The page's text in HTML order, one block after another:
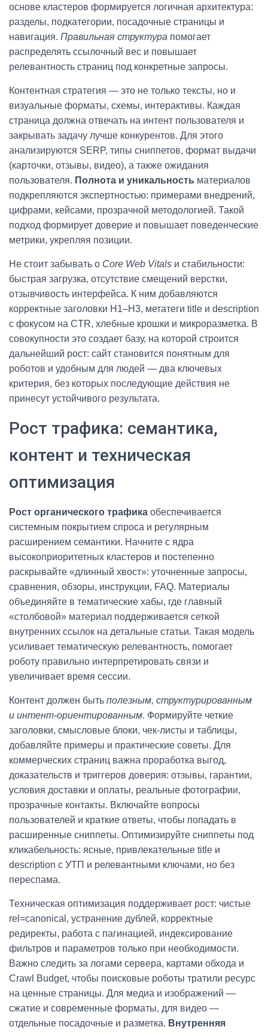
основе кластеров формируется логичная архитектура:
разделы, подкатегории, посадочные страницы и
навигация. Правильная структура помогает
распределять ссылочный вес и повышает
релевантность страниц под конкретные запросы.
Контентная стратегия — это не только тексты, но и
визуальные форматы, схемы, интерактивы. Каждая
страница должна отвечать на интент пользователя и
закрывать задачу лучше конкурентов. Для этого
анализируются SERP, типы сниппетов, формат выдачи
(карточки, отзывы, видео), а также ожидания
пользователя. Полнота и уникальность материалов
подкрепляются экспертностью: примерами внедрений,
цифрами, кейсами, прозрачной методологией. Такой
подход формирует доверие и повышает поведенческие
метрики, укрепляя позиции.
Не стоит забывать о Core Web Vitals и стабильности:
быстрая загрузка, отсутствие смещений верстки,
отзывчивость интерфейса. К ним добавляются
корректные заголовки H1–H3, метатеги title и description
с фокусом на CTR, хлебные крошки и микроразметка. В
совокупности это создает базу, на которой строится
дальнейший рост: сайт становится понятным для
роботов и удобным для людей — два ключевых
критерия, без которых последующие действия не
принесут устойчивого результата.
Рост трафика: семантика,
контент и техническая
оптимизация
Рост органического трафика обеспечивается
системным покрытием спроса и регулярным
расширением семантики. Начните с ядра
высокоприоритетных кластеров и постепенно
раскрывайте «длинный хвост»: уточненные запросы,
сравнения, обзоры, инструкции, FAQ. Материалы
объединяйте в тематические хабы, где главный
«столбовой» материал поддерживается сеткой
внутренних ссылок на детальные статьи. Такая модель
усиливает тематическую релевантность, помогает
роботу правильно интерпретировать связи и
увеличивает время сессии.
Контент должен быть полезным, структурированным
и интент-ориентированным. Формируйте четкие
заголовки, смысловые блоки, чек-листы и таблицы,
добавляйте примеры и практические советы. Для
коммерческих страниц важна проработка выгод,
доказательств и триггеров доверия: отзывы, гарантии,
условия доставки и оплаты, реальные фотографии,
прозрачные контакты. Включайте вопросы
пользователей и краткие ответы, чтобы попадать в
расширенные сниппеты. Оптимизируйте сниппеты под
кликабельность: ясные, привлекательные title и
description с УТП и релевантными ключами, но без
переспама.
Техническая оптимизация поддерживает рост: чистые
rel=canonical, устранение дублей, корректные
редиректы, работа с пагинацией, индексирование
фильтров и параметров только при необходимости.
Важно следить за логами сервера, картами обхода и
Crawl Budget, чтобы поисковые роботы тратили ресурс
на ценные страницы. Для медиа и изображений —
сжатие и современные форматы, для видео —
отдельные посадочные и разметка. Внутренняя